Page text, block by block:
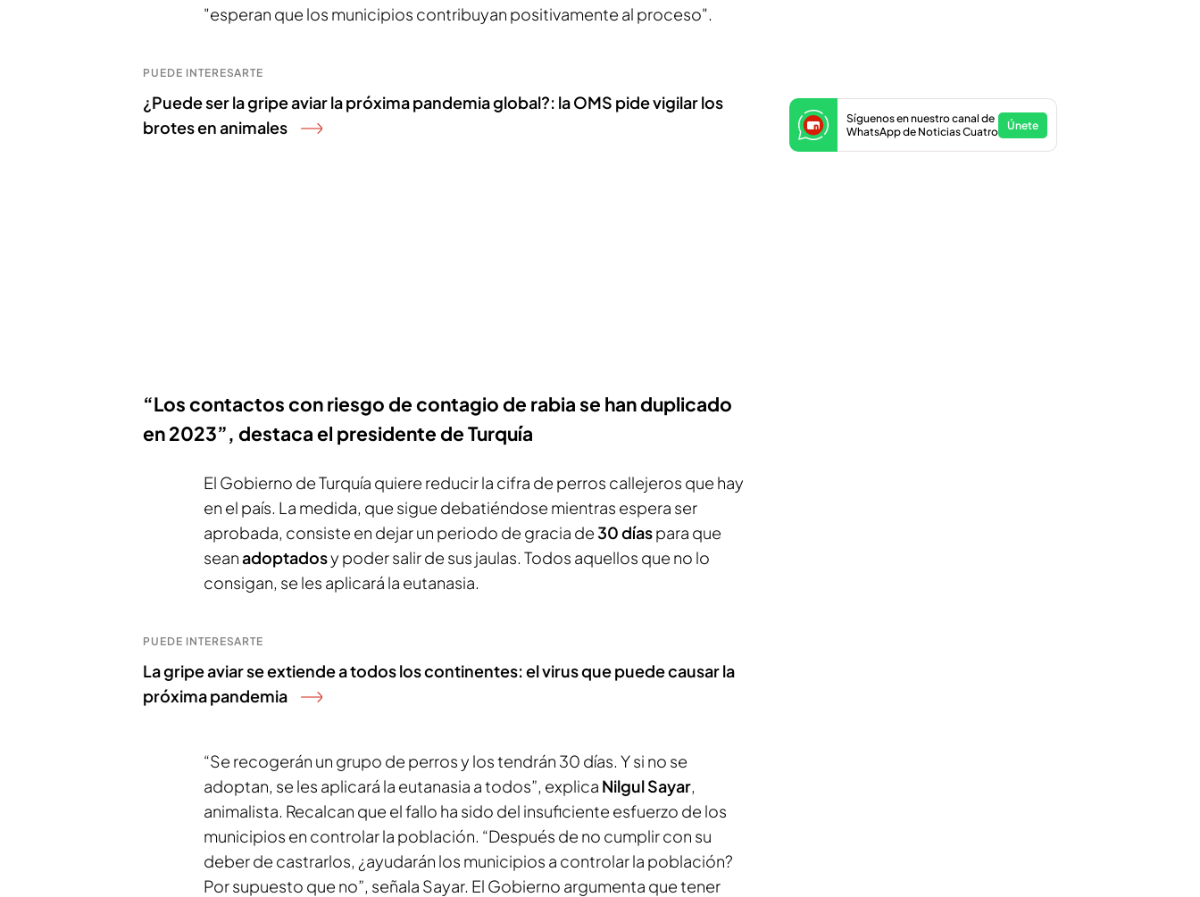
"esperan que los municipios contribuyan positivamente al proceso".
PUEDE INTERESARTE
¿Puede ser la gripe aviar la próxima pandemia global?: la OMS pide vigilar los
brotes en animales
“Los contactos con riesgo de contagio de rabia se han duplicado
en 2023”, destaca el presidente de Turquía
El Gobierno de Turquía quiere reducir la cifra de perros callejeros que hay
en el país. La medida, que sigue debatiéndose mientras espera ser
aprobada, consiste en dejar un periodo de gracia de30 díaspara que
seanadoptadosy poder salir de sus jaulas. Todos aquellos que no lo
consigan, se les aplicará la eutanasia.
PUEDE INTERESARTE
La gripe aviar se extiende a todos los continentes: el virus que puede causar la
próxima pandemia
“Se recogerán un grupo de perros y los tendrán 30 días. Y si no se
adoptan, se les aplicará la eutanasia a todos”, explica Nilgul Sayar,
animalista. Recalcan que el fallo ha sido del insuficiente esfuerzo de los
municipios en controlar la población. “Después de no cumplir con su
deber de castrarlos, ¿ayudarán los municipios a controlar la población?
Por supuesto que no”, señala Sayar. El Gobierno argumenta que tener
Síguenos en nuestro canal de
WhatsApp de Noticias Cuatro
Únete